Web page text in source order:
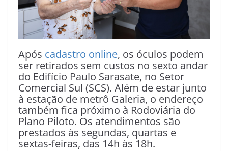
Após cadastro online, os óculos podem
ser retirados sem custos no sexto andar
do Edifício Paulo Sarasate, no Setor
Comercial Sul (SCS). Além de estar junto
à estação de metrô Galeria, o endereço
também fica próximo à Rodoviária do
Plano Piloto. Os atendimentos são
prestados às segundas, quartas e
sextas-feiras, das 14h às 18h.